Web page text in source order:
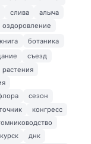
слива
алыча
оздоровление
книга
ботаника
съезд
растения
сезон
конгресс
курск
днк